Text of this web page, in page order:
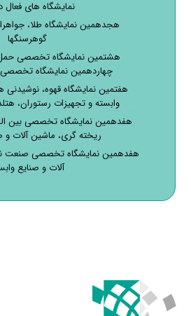
نمایشگاه های فعال
هجدهمین نمایشگاه طلا،
گوهرسنگها
هشتمین نمایشگاه تخصصی
چهاردهمین نمایشگاه
هفتمین نمایشگاه قهوه، نوشیدنی
وابسته و تجهیزات رستوران،
هفدهمین نمایشگاه تخصصی بین
ریخته گری، ماشین آلات و
هفدهمین نمایشگاه تخصصی صنعت
آلات و صنایع